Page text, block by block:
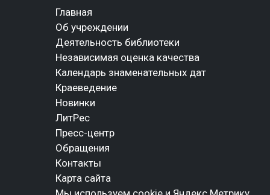
Главная
Об учреждении
Деятельность библиотеки
Независимая оценка качества
Календарь знаменательных дат
Краеведение
Новинки
ЛитРес
Пресс-центр
Обращения
Контакты
Карта сайта